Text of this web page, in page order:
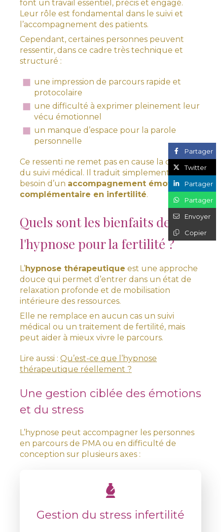
font un travail essentiel, précis et engagé.
Leur rôle est fondamental dans le suivi et
l’accompagnement des patients.
Cependant, certaines personnes peuvent
ressentir, dans ce cadre très technique et
structuré :
une impression de parcours rapide et
protocolaire
une difficulté à exprimer pleinement leur
vécu émotionnel
un manque d’espace pour la parole
personnelle
Ce ressenti ne remet pas en cause la qualité
du suivi médical. Il traduit simplement le
besoin d’un accompagnement émotionnel
complémentaire en infertilité.
Quels sont les bienfaits de
l'hypnose pour la fertilité ?
L’hypnose thérapeutique est une approche
douce qui permet d’entrer dans un état de
relaxation profonde et de mobilisation
intérieure des ressources.
Elle ne remplace en aucun cas un suivi
médical ou un traitement de fertilité, mais
peut aider à mieux vivre le parcours.
Lire aussi : Qu’est-ce que l’hypnose
thérapeutique réellement ?
Une gestion ciblée des émotions
et du stress
L’hypnose peut accompagner les personnes
en parcours de PMA ou en difficulté de
conception sur plusieurs axes :
Gestion du stress infertilité
Partager
Twitter
Partager
Partager
Envoyer
Copier